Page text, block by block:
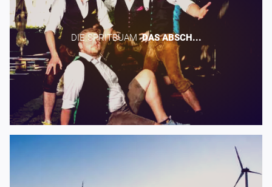
DIE SPRITBUAM -​DAS ABSCH...